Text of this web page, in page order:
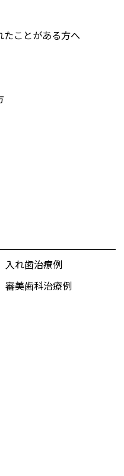
たことがある方へ
入れ歯治療例
審美歯科治療例